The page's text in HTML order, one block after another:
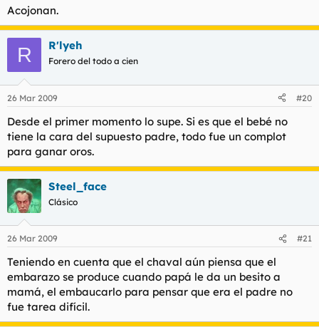
Acojonan.
R R'lyeh
Forero del todo a cien
26 Mar 2009 #20
Desde el primer momento lo supe. Si es que el bebé no
tiene la cara del supuesto padre, todo fue un complot
para ganar oros.
Steel_face
Clásico
26 Mar 2009 #21
Teniendo en cuenta que el chaval aún piensa que el
embarazo se produce cuando papá le da un besito a
mamá, el embaucarlo para pensar que era el padre no
fue tarea difícil.